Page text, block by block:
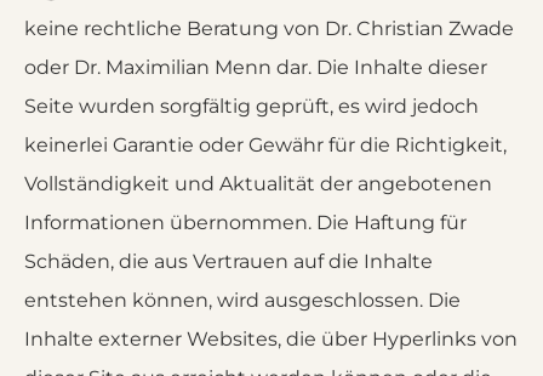
keine rechtliche Beratung von Dr. Christian Zwade
oder Dr. Maximilian Menn dar. Die Inhalte dieser
Seite wurden sorgfältig geprüft, es wird jedoch
keinerlei Garantie oder Gewähr für die Richtigkeit,
Vollständigkeit und Aktualität der angebotenen
Informationen übernommen. Die Haftung für
Schäden, die aus Vertrauen auf die Inhalte
entstehen können, wird ausgeschlossen. Die
Inhalte externer Websites, die über Hyperlinks von